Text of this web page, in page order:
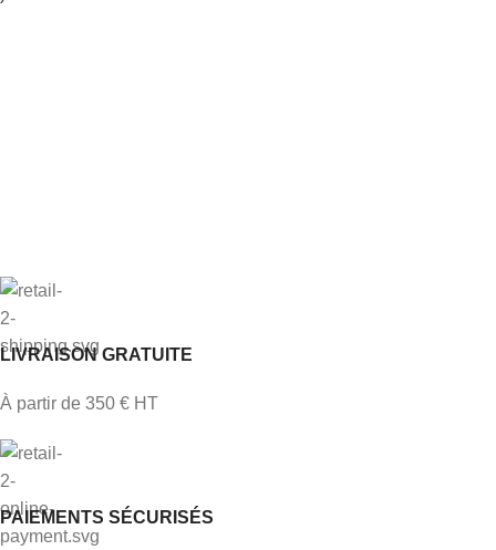
LIVRAISON GRATUITE
À partir de 350 € HT
PAIEMENTS SÉCURISÉS